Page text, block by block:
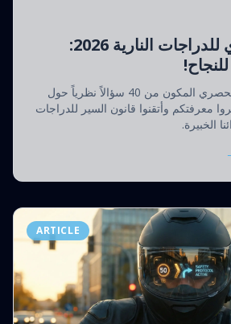
40 سؤال نظري للدراجات النارية 2026:
للنجاح!
استعدوا مع اختبارنا الحصري المكون من 40 سؤالاً نظرياً حول
معرفتكم وأتقنوا قانون السير للدراجات
ARTICLE